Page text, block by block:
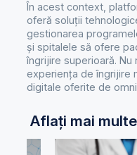
În acest context,
oferă soluții
gestionarea
și spitalele să ofere
îngrijire superioară.
experiența de îngrijire
digitale oferite de
Aflați mai